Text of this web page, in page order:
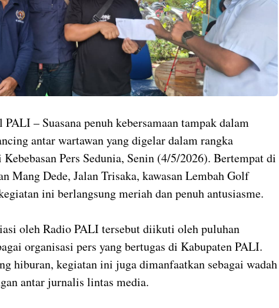
– Suasana penuh kebersamaan tampak dalam
antar wartawan yang digelar dalam rangka
Pers Sedunia, Senin (4/5/2026). Bertempat di
Mang Dede, Jalan Trisaka, kawasan Lembah Golf
ini berlangsung meriah dan penuh antusiasme.
oleh Radio PALI tersebut diikuti oleh puluhan
organisasi pers yang bertugas di Kabupaten PALI.
hiburan, kegiatan ini juga dimanfaatkan sebagai wadah
antar jurnalis lintas media.